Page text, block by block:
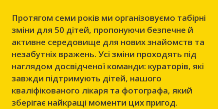
Протягом семи років ми організовуємо табірні
зміни для 50 дітей, пропонуючи безпечне й
активне середовище для нових знайомств та
незабутніх вражень. Усі зміни проходять під
наглядом досвідченої команди: кураторів, які
завжди підтримують дітей, нашого
кваліфікованого лікаря та фотографа, який
зберігає найкращі моменти цих пригод.